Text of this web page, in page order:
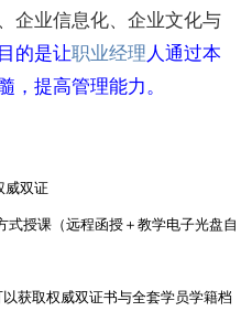
企业信息化、企业文化与
目的是让职业经理 人通过本
提高管理能力。
威双证
授课（远程函授＋教学电子光盘自
获取权威双证书与全套学员学籍档